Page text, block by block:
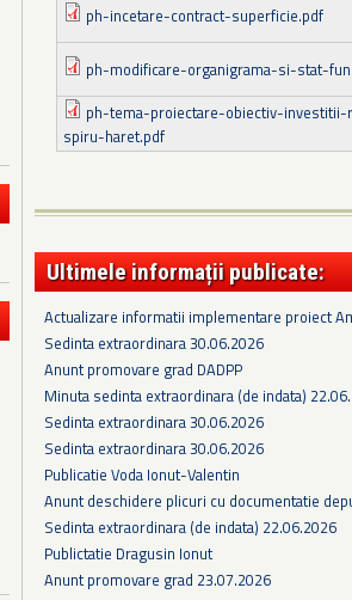
ph-incetare-contract-superficie.pdf
ph-modificare-organigrama-si-stat-
ph-tema-proiectare-obiectiv-
spiru-haret.pdf
Ultimele informații publicate:
Actualizare informatii implementare proiect
Sedinta extraordinara 30.06.2026
Anunt promovare grad DADPP
Minuta sedinta extraordinara (de indata)
Sedinta extraordinara 30.06.2026
Sedinta extraordinara 30.06.2026
Publicatie Voda Ionut-Valentin
Anunt deschidere plicuri cu documentatie
Sedinta extraordinara (de indata) 22.06.2026
Publictatie Dragusin Ionut
Anunt promovare grad 23.07.2026